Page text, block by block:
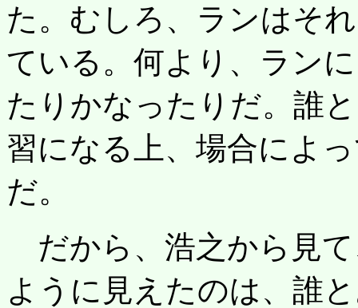
た。むしろ、ランはそ
ている。何より、ラン
たりかなったりだ。誰
習になる上、場合によ
だ。
だから、浩之から見
ように見えたのは、誰